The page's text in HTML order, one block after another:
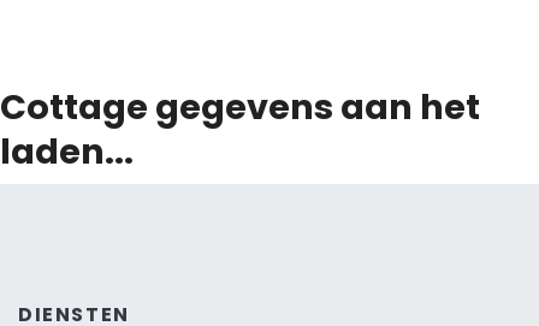
Cottage gegevens aan het
laden...
DIENSTEN